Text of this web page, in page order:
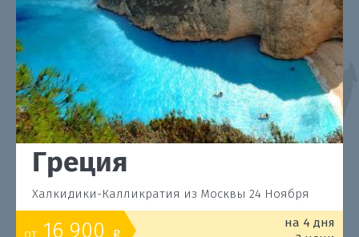
Греция
Халкидики-Калликратия из Москвы 24 Ноября
от 16 900 o
на 4 дня